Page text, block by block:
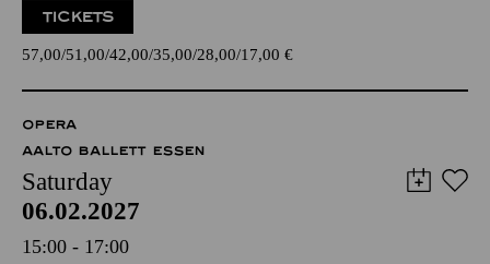
TICKETS
57,00 51,00 42,00 35,00 28,00 17,00 €
OPERA
AALTO BALLETT ESSEN
Saturday
06.02.2027
15:00 - 17:00